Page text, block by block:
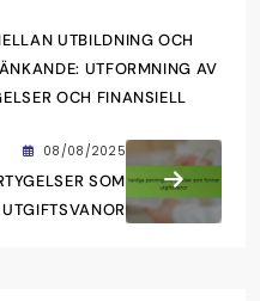
UTBILDNING OCH
UTFORMNING AV
OCH FINANSIELL
08/08/2025
SOM